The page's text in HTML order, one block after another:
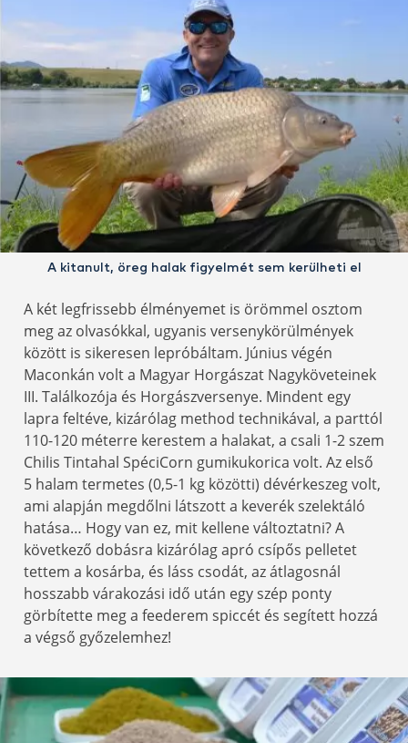
A kitanult, öreg halak figyelmét sem kerülheti el
A két legfrissebb élményemet is örömmel osztom
meg az olvasókkal, ugyanis versenykörülmények
között is sikeresen lepróbáltam. Június végén
Maconkán volt a Magyar Horgászat Nagyköveteinek
III. Találkozója és Horgászversenye. Mindent egy
lapra feltéve, kizárólag method technikával, a parttól
110-120 méterre kerestem a halakat, a csali 1-2 szem
Chilis Tintahal SpéciCorn gumikukorica volt. Az első
5 halam termetes (0,5-1 kg közötti) dévérkeszeg volt,
ami alapján megdőlni látszott a keverék szelektáló
hatása… Hogy van ez, mit kellene változtatni? A
következő dobásra kizárólag apró csípős pelletet
tettem a kosárba, és láss csodát, az átlagosnál
hosszabb várakozási idő után egy szép ponty
görbítette meg a feederem spiccét és segített hozzá
a végső győzelemhez!